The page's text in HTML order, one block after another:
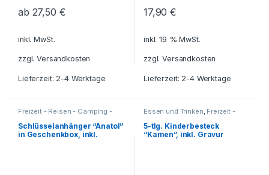
ab 27,50 €
inkl. MwSt.
zzgl.Versandkosten
Lieferzeit: 2-4 Werktage
17,90€
inkl. 19 % MwSt.
zzgl.Versandkosten
Lieferzeit: 2-4 Werktage
Freizeit - Reisen - Camping -
Für die Kleinen
Geschenkideen,Haushalt und
Deko,Küche - Haushalt - Deko,
Reisezubehör,
Schlüsselanhänger “Anatol”
in Geschenkbox, inkl.
Essen und Trinken Freizeit -
Reisen - Camping - Outdoor
die Kleinen,Geschenkideen
Grillzubehör,Haushalt und Deko
Küche - Haushalt - Deko
5-tlg. Kinderbesteck
“Kamen”, inkl. Gravur